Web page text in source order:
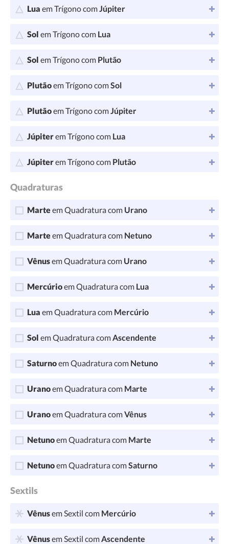
Lua em Trígono comJúpiter
Sol em Trígono com Lua
Sol em Trígono com Plutão
Plutãoem Trígono comSol
Plutãoem Trígono comJúpiter
Júpiterem Trígono com Lua
Júpiterem Trígono com Plutão
Quadraturas
Marteem Quadratura com Urano
Marteem Quadratura com Netuno
Vênusem Quadratura com Urano
Mercúrioem Quadratura com Lua
Lua em Quadratura com Mercúrio
Sol em Quadratura comAscendente
Saturnoem Quadratura com Netuno
Uranoem Quadratura com Marte
Uranoem Quadratura comVênus
Netunoem Quadratura com Marte
Netunoem Quadratura comSaturno
Sextils
Vênusem Sextil com Mercúrio
Vênusem Sextil comAscendente